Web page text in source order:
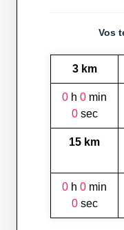
Vos
3 km
0 h 0 min
0sec
15 km
0 h 0 min
0sec